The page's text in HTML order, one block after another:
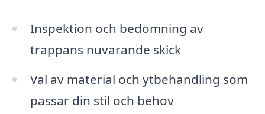
Inspektion och bedömning av
trappans nuvarande skick
Val av material och ytbehandling som
passar din stil och behov